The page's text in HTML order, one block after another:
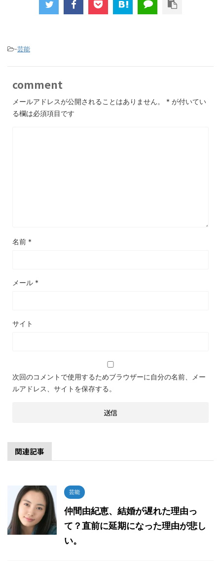
-芸能
comment
メールアドレスが公開されることはありません。 * が付いてい
る欄は必須項目です
名前 *
メール *
サイト
次回のコメントで使用するためブラウザーに自分の名前、メー
ルアドレス、サイトを保存する。
関連記事
芸能
仲間由紀恵、結婚が遅れた理由っ
て？直前に延期になった理由が悲し
い。